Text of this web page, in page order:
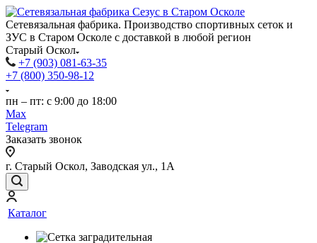
Сетевязальная фабрика. Производство спортивных сеток и
ЗУС в Старом Осколе с доставкой в любой регион
Старый Оскол
+7 (903) 081-63-35
+7 (800) 350-98-12
пн – пт: с 9:00 до 18:00
Max
Telegram
Заказать звонок
г. Старый Оскол, Заводская ул., 1А
Каталог